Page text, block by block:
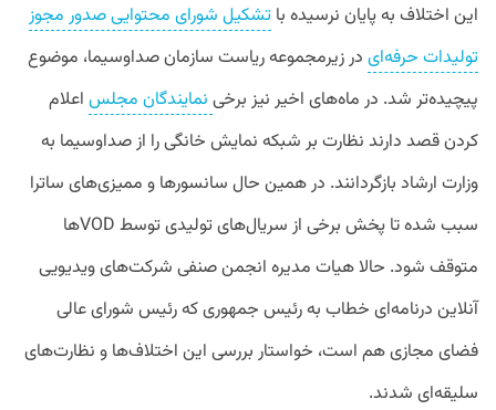
این اختلاف به پایان نرسیده با تشکیل شورای محتوایی صدور مجوز
تولیدات حرفه‌ای در زیرمجموعه ریاست سازمان صداوسیما، موضوع
پیچیده‌تر شد. در ماه‌های اخیر نیز برخی نمایندگان مجلس اعلام
کردن قصد دارند نظارت بر شبکه نمایش خانگی را از صداوسیما به
وزارت ارشاد بازگردانند. در همین حال سانسورها و ممیزی‌های ساترا
سبب شده تا پخش برخی از سریال‌های تولیدی توسط VODها
متوقف شود. حالا هیات مدیره انجمن صنفی شرکت‌های ویدیویی
آنلاین درنامه‌ای خطاب به رئیس جمهوری که رئیس شورای عالی
فضای مجازی هم است، خواستار بررسی این اختلاف‌ها و نظارت‌های
سلیقه‌ای شدند.